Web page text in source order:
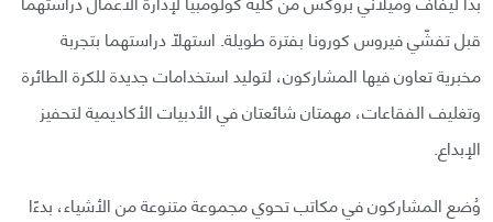
قبل تفشّي فيروس كورونا بفترة طويلة. استهلّا دراستهما بتجربة
مخبرية تعاون فيها المشاركون، لتوليد استخدامات جديدة للكرة الطائرة
وتغليف الفقاعات، مهمتان شائعتان في الأدبيات الأكاديمية لتحفيز
الإبداع.
وُضع المشاركون في مكاتب تحوي مجموعة متنوعة من الأشياء، بدءًا